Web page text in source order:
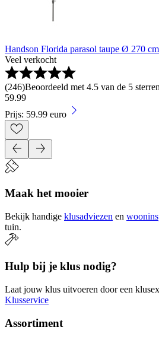
Handson Florida parasol taupe Ø 270
Veel verkocht
(246)Beoordeeld met 4.5 van de 5
59.99
Prijs: 59.99 euro
Maak het mooier
Bekijk handige klusadviezen en
tuin.
Hulp bij je klus nodig?
Laat jouw klus uitvoeren door een
Klusservice
Assortiment